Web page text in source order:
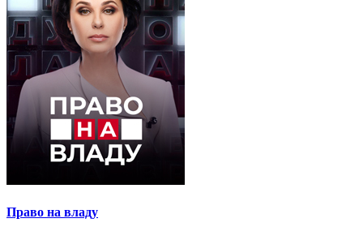
Право на владу